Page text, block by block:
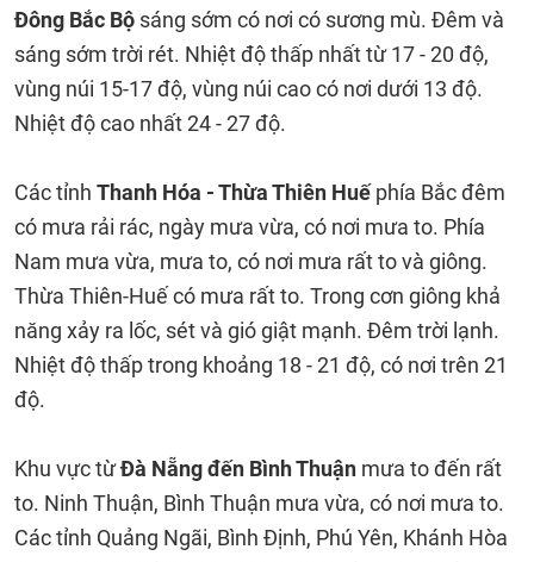
Đông Bắc Bộ sáng sớm có nơi có sương mù. Đêm và
sáng sớm trời rét. Nhiệt độ thấp nhất từ 17 - 20 độ,
vùng núi 15-17 độ, vùng núi cao có nơi dưới 13 độ.
Nhiệt độ cao nhất 24 - 27 độ.
Các tỉnh Thanh Hóa - Thừa Thiên Huếphía Bắc đêm
có mưa rải rác, ngày mưa vừa, có nơi mưa to. Phía
Nam mưa vừa, mưa to, có nơi mưa rất to và giông.
Thừa Thiên-Huế có mưa rất to. Trong cơn giông khả
năng xảy ra lốc, sét và gió giật mạnh. Đêm trời lạnh.
Nhiệt độ thấp trong khoảng 18 - 21 độ, có nơi trên 21
độ.
Khu vực từĐà Nẵng đến Bình Thuận mưa to đến rất
to. Ninh Thuận, Bình Thuận mưa vừa, có nơi mưa to.
Các tỉnh Quảng Ngãi, Bình Định, Phú Yên, Khánh Hòa